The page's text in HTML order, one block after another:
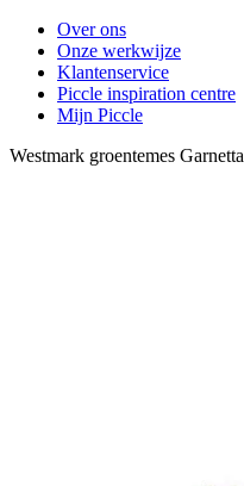
Over ons
Onze werkwijze
Klantenservice
Piccle inspiration centre
Mijn Piccle
Westmark groentemes Garnetta